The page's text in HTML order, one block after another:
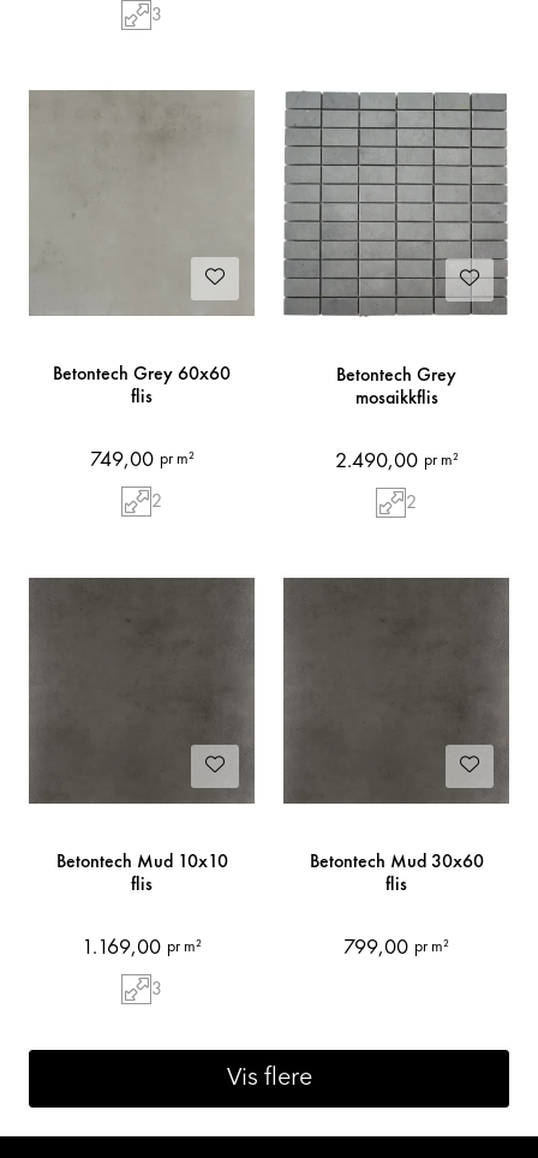
3
Betontech Grey 60x60
flis
749,00 pr m²
2
Betontech Grey
mosaikkflis
2.490,00 pr m²
2
Betontech Mud 10x10
flis
1.169,00 pr m²
3
Betontech Mud 30x60
flis
799,00 pr m²
Vis flere